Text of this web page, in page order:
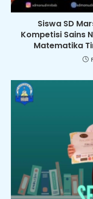
Siswa SD
Kompetisi Sains
Matematika